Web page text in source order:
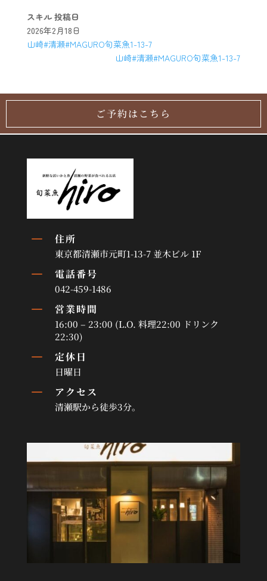
スキル 投稿日
2026年2月18日
山崎#清瀬#MAGURO旬菜魚1-13-7
山崎#清瀬#MAGURO旬菜魚1-13-7
ご予約はこちら
K 住所
東京都清瀬市元町1-13-7 並木ビル 1F
K 電話番号
042-459-1486
K 営業時間
16:00 – 23:00 (L.O. 料理22:00 ドリンク
22:30)
K 定休日
日曜日
K アクセス
清瀬駅から徒歩3分。